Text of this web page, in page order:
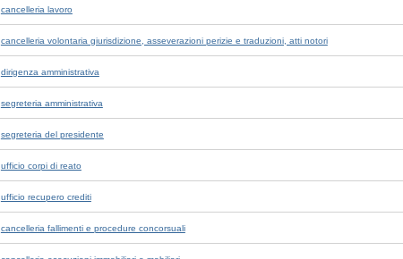
cancelleria lavoro
cancelleria volontaria giurisdizione, asseverazioni perizie e traduzioni, atti notori
dirigenza amministrativa
segreteria amministrativa
segreteria del presidente
ufficio corpi di reato
ufficio recupero crediti
cancelleria fallimenti e procedure concorsuali